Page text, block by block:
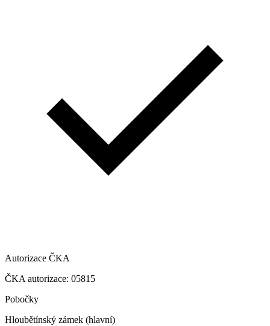
Autorizace ČKA
ČKA autorizace: 05815
Pobočky
Hloubětínský zámek (hlavní)